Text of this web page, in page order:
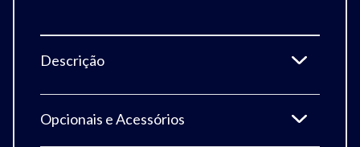
Descrição
Opcionais e Acessórios